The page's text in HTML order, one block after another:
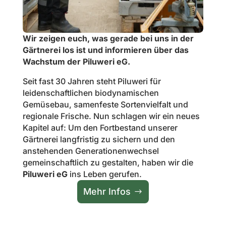
Wir zeigen euch, was gerade bei uns in der
Gärtnerei los ist und informieren über das
Wachstum der Piluweri eG.
Seit fast 30 Jahren steht Piluweri für
leidenschaftlichen biodynamischen
Gemüsebau, samenfeste Sortenvielfalt und
regionale Frische. Nun schlagen wir ein neues
Kapitel auf: Um den Fortbestand unserer
Gärtnerei langfristig zu sichern und den
anstehenden Generationenwechsel
gemeinschaftlich zu gestalten, haben wir die
Piluweri eGins Leben gerufen.
Mehr Infos